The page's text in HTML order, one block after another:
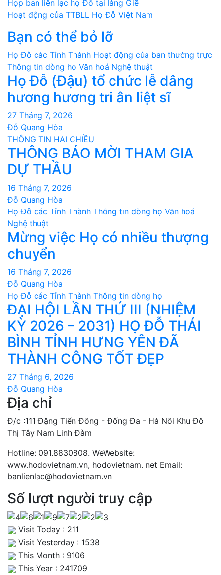
Điều
hướng
bài
viết
Họp ban liên lạc họ Đỗ tại làng Giẽ
Hoạt động của TTBLL Họ Đỗ Việt Nam
Bạn có thể bỏ lỡ
Họ Đỗ các Tỉnh Thành Hoạt động của ban thường trực
Thông tin dòng họ Văn hoá Nghệ thuật
Họ Đỗ (Đậu) tổ chức lễ dâng
hương hương tri ân liệt sĩ
27 Tháng 7, 2026
Đỗ Quang Hòa
THÔNG TIN HAI CHIỀU
THÔNG BÁO MỜI THAM GIA
DỰ THẦU
16 Tháng 7, 2026
Đỗ Quang Hòa
Họ Đỗ các Tỉnh Thành Thông tin dòng họ Văn hoá
Nghệ thuật
Mừng việc Họ có nhiều thượng
chuyển
16 Tháng 7, 2026
Đỗ Quang Hòa
Họ Đỗ các Tỉnh Thành Thông tin dòng họ
ĐẠI HỘI LẦN THỨ III (NHIỆM
KỲ 2026 – 2031) HỌ ĐỖ THÁI
BÌNH TỈNH HƯNG YÊN ĐÃ
THÀNH CÔNG TỐT ĐẸP
27 Tháng 6, 2026
Đỗ Quang Hòa
Địa chỉ
Đ/c :111 Đặng Tiến Đông - Đống Đa - Hà Nôi Khu Đô
Thị Tây Nam Linh Đàm
Hotline: 091.8830808. WeWebsite:
www.hodovietnam.vn, hodovietnam. net Email:
banlienlac@hodovietnam.vn
Số lượt người truy cập
Visit Today : 211
Visit Yesterday : 1538
This Month : 9106
This Year : 241709